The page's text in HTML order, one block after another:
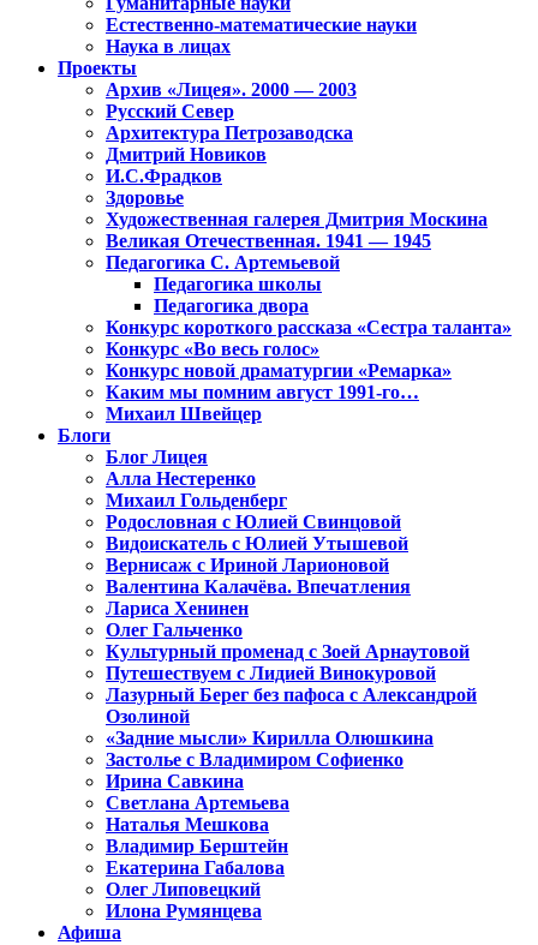
Естественно-математические науки
Наука в лицах
Проекты
Архив «Лицея». 2000 — 2003
Русский Север
Архитектура Петрозаводска
Дмитрий Новиков
И.С.Фрадков
Здоровье
Художественная галерея Дмитрия Москина
Великая Отечественная. 1941 — 1945
Педагогика С. Артемьевой
Педагогика школы
Педагогика двора
Конкурс короткого рассказа «Сестра таланта»
Конкурс «Во весь голос»
Конкурс новой драматургии «Ремарка»
Каким мы помним август 1991-го…
Михаил Швейцер
Блоги
Блог Лицея
Алла Нестеренко
Михаил Гольденберг
Родословная с Юлией Свинцовой
Видоискатель с Юлией Утышевой
Вернисаж с Ириной Ларионовой
Валентина Калачёва. Впечатления
Лариса Хенинен
Олег Гальченко
Культурный променад с Зоей Арнаутовой
Путешествуем с Лидией Винокуровой
Лазурный Берег без пафоса с Александрой
Озолиной
«Задние мысли» Кирилла Олюшкина
Застолье с Владимиром Софиенко
Ирина Савкина
Светлана Артемьева
Наталья Мешкова
Владимир Берштейн
Екатерина Габалова
Олег Липовецкий
Илона Румянцева
Афиша